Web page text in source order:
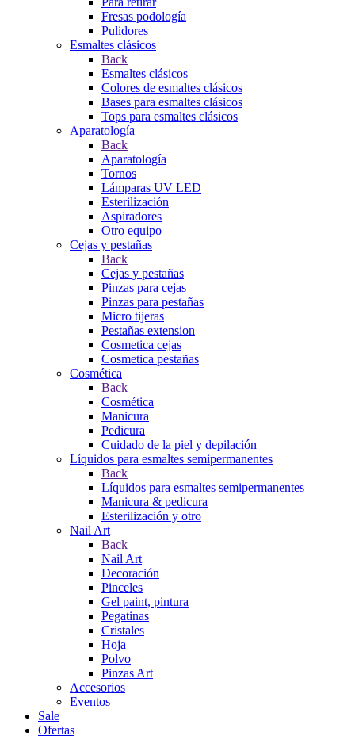
Fresas podología
Pulidores
Esmaltes clásicos
Back
Esmaltes clásicos
Colores de esmaltes clásicos
Bases para esmaltes clásicos
Tops para esmaltes clásicos
Aparatología
Back
Aparatología
Tornos
Lámparas UV LED
Esterilización
Aspiradores
Otro equipo
Cejas y pestañas
Back
Cejas y pestañas
Pinzas para cejas
Pinzas para pestañas
Micro tijeras
Pestañas extension
Cosmetica cejas
Cosmetica pestañas
Cosmética
Back
Cosmética
Manicura
Pedicura
Cuidado de la piel y depilación
Líquidos para esmaltes semipermanentes
Back
Líquidos para esmaltes semipermanentes
Manicura & pedicura
Esterilización y otro
Nail Art
Back
Nail Art
Decoración
Pinceles
Gel paint, pintura
Pegatinas
Cristales
Hoja
Polvo
Pinzas Art
Accesorios
Eventos
Sale
Ofertas